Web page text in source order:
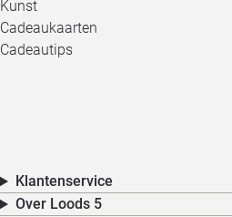
Kunst
Cadeaukaarten
Cadeautips
Klantenservice
Over Loods 5